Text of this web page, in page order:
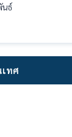
นธ์
ทศ